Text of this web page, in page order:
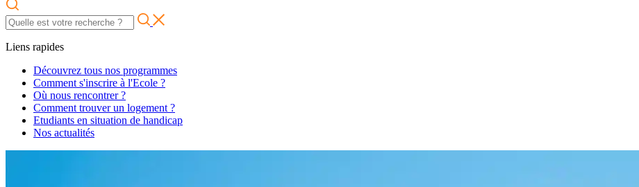
Liens rapides
Découvrez tous nos programmes
Comment s'inscrire à l'Ecole ?
Où nous rencontrer ?
Comment trouver un logement ?
Etudiants en situation de handicap
Nos actualités